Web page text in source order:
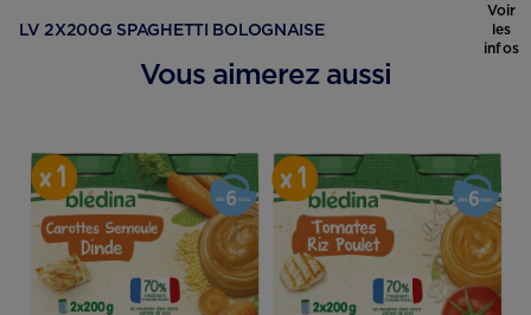
LV 2X200G SPAGHETTI BOLOGNAISE
Voir
les
infos
Vous aimerez aussi